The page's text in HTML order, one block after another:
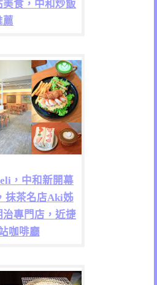
食，中和炒飯
薦
，中和新開幕
抹茶名店Aki姊
專門店，近捷
咖啡廳